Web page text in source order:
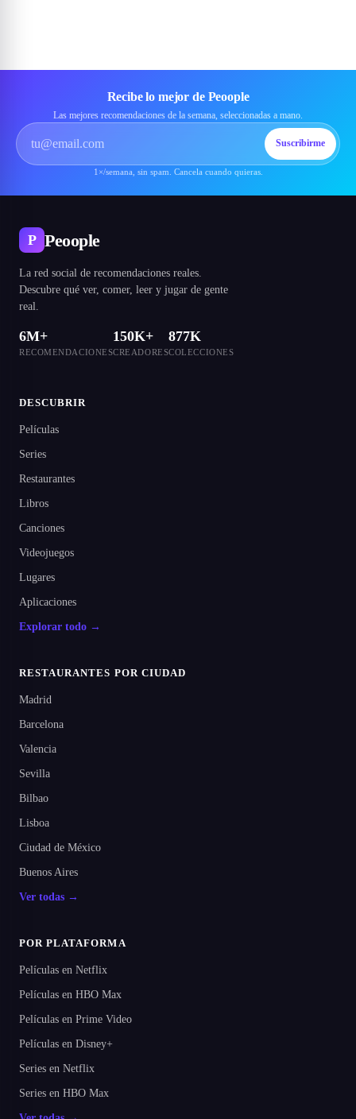
Recibe lo mejor de Peoople
Las mejores recomendaciones de la semana, seleccionadas a mano.
Suscribirme
1×/semana, sin spam. Cancela cuando quieras.
P Peoople
La red social de recomendaciones reales.
Descubre qué ver, comer, leer y jugar de gente
real.
6M+
RECOMENDACIONES
150K+
CREADORES
877K
COLECCIONES
DESCUBRIR
Películas
Series
Restaurantes
Libros
Canciones
Videojuegos
Lugares
Aplicaciones
Explorar todo →
RESTAURANTES POR CIUDAD
Madrid
Barcelona
Valencia
Sevilla
Bilbao
Lisboa
Ciudad de México
Buenos Aires
Ver todas →
POR PLATAFORMA
Películas en Netflix
Películas en HBO Max
Películas en Prime Video
Películas en Disney+
Series en Netflix
Series en HBO Max